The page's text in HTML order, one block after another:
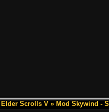
Scrolls V » Mod Skywind -